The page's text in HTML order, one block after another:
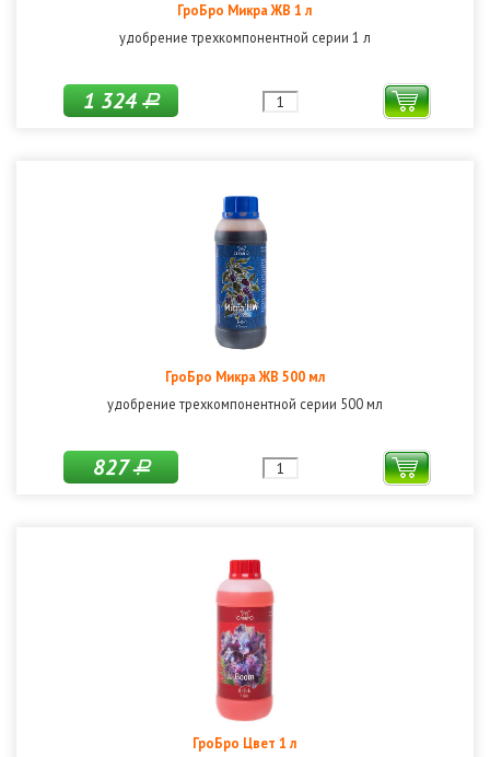
ГроБро Микра ЖВ 1 л
удобрение трехкомпонентной серии 1 л
1 324Р
ГроБро Микра ЖВ 500 мл
удобрение трехкомпонентной серии 500 мл
827Р
ГроБро Цвет 1 л